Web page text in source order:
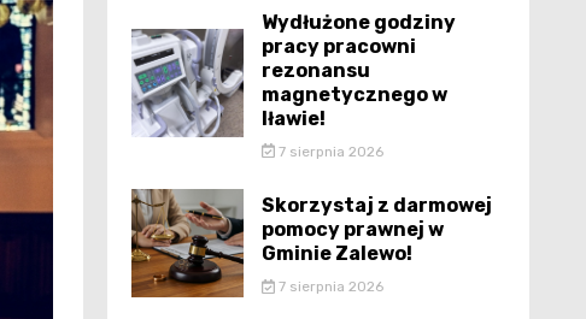
Wydłużone godziny
pracy pracowni
rezonansu
magnetycznego w
Iławie!
7 sierpnia 2026
Skorzystaj z darmowej
pomocy prawnej w
Gminie Zalewo!
7 sierpnia 2026